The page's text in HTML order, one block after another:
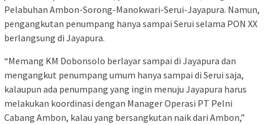
Pelabuhan Ambon-Sorong-Manokwari-Serui-Jayapura. Namun,
pengangkutan penumpang hanya sampai Serui selama PON XX
berlangsung di Jayapura.
“Memang KM Dobonsolo berlayar sampai di Jayapura dan
mengangkut penumpang umum hanya sampai di Serui saja,
kalaupun ada penumpang yang ingin menuju Jayapura harus
melakukan koordinasi dengan Manager Operasi PT Pelni
Cabang Ambon, kalau yang bersangkutan naik dari Ambon,”